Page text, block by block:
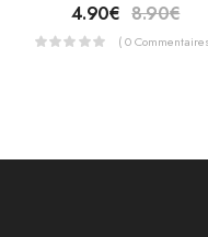
4.90€ 8.90€
( 0